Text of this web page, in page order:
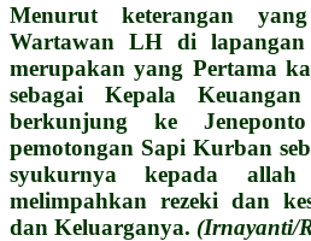
Menurut keterangan
Wartawan LH di
merupakan yang Pertama
sebagai Kepala
berkunjung ke
pemotongan Sapi Kurban
syukurnya kepada
melimpahkan rezeki dan
dan Keluarganya. (Irnayanti/